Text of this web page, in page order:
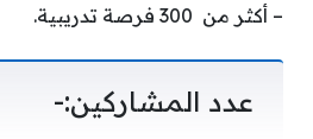
– أكثر من 300 فرصة تدريبية.
عدد المشاركين:-